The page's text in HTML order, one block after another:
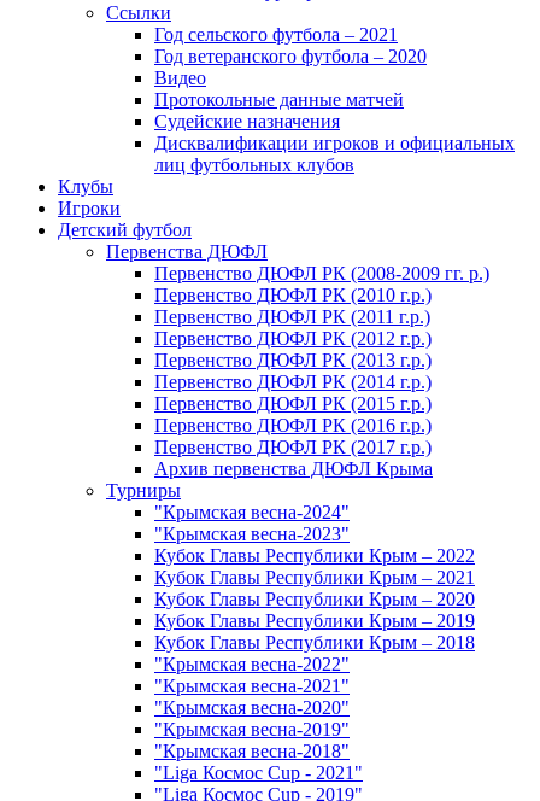
Ссылки
Год сельского футбола – 2021
Год ветеранского футбола – 2020
Видео
Протокольные данные матчей
Судейские назначения
Дисквалификации игроков и официальных
лиц футбольных клубов
Клубы
Игроки
Детский футбол
Первенства ДЮФЛ
Первенство ДЮФЛ РК (2008-2009 гг. р.)
Первенство ДЮФЛ РК (2010 г.р.)
Первенство ДЮФЛ РК (2011 г.р.)
Первенство ДЮФЛ РК (2012 г.р.)
Первенство ДЮФЛ РК (2013 г.р.)
Первенство ДЮФЛ РК (2014 г.р.)
Первенство ДЮФЛ РК (2015 г.р.)
Первенство ДЮФЛ РК (2016 г.р.)
Первенство ДЮФЛ РК (2017 г.р.)
Архив первенства ДЮФЛ Крыма
Турниры
"Крымская весна-2024"
"Крымская весна-2023"
Кубок Главы Республики Крым – 2022
Кубок Главы Республики Крым – 2021
Кубок Главы Республики Крым – 2020
Кубок Главы Республики Крым – 2019
Кубок Главы Республики Крым – 2018
"Крымская весна-2022"
"Крымская весна-2021"
"Крымская весна-2020"
"Крымская весна-2019"
"Крымская весна-2018"
"Liga Космос Cup - 2021"
"Liga Космос Cup - 2019"